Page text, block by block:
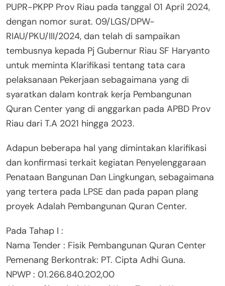
PUPR-PKPP Prov Riau pada tanggal 01 April 2024,
dengan nomor surat. 09/LGS/DPW-
RIAU/PKU/III/2024, dan telah di sampaikan
tembusnya kepada Pj Gubernur Riau SF Haryanto
untuk meminta Klarifikasi tentang tata cara
pelaksanaan Pekerjaan sebagaimana yang di
syaratkan dalam kontrak kerja Pembangunan
Quran Center yang di anggarkan pada APBD Prov
Riau dari T.A 2021 hingga 2023.
Adapun beberapa hal yang dimintakan klarifikasi
dan konfirmasi terkait kegiatan Penyelenggaraan
Penataan Bangunan Dan Lingkungan, sebagaimana
yang tertera pada LPSE dan pada papan plang
proyek Adalah Pembangunan Quran Center.
Pada Tahap I :
Nama Tender : Fisik Pembangunan Quran Center
Pemenang Berkontrak: PT. Cipta Adhi Guna.
NPWP : 01.266.840.202,00